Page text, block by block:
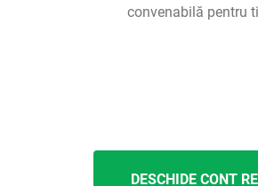
convenabilă pentru
DESCHIDE CONT